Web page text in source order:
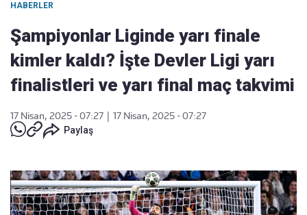
HABERLER
Şampiyonlar Liginde yarı finale
kimler kaldı? İşte Devler Ligi yarı
finalistleri ve yarı final maç takvimi
17 Nisan, 2025 - 07:27
17 Nisan, 2025 - 07:27
Paylaş